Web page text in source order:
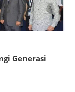
Generasi